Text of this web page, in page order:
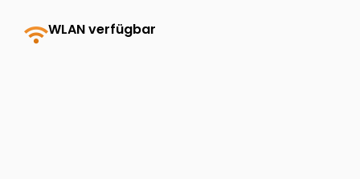
wifiWLAN verfügbar